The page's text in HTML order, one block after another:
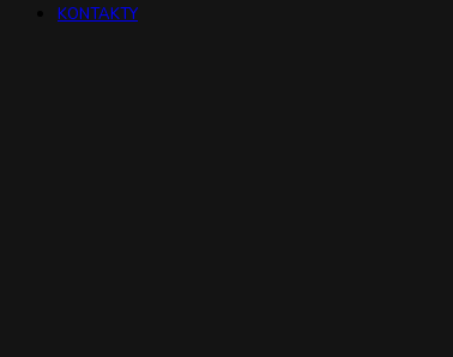
KONTAKTY